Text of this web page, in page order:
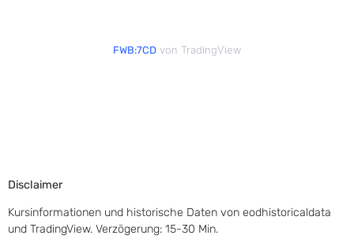
FWB:7CD von TradingView
Disclaimer
Kursinformationen und historische Daten von eodhistoricaldata
und TradingView. Verzögerung: 15-30 Min.